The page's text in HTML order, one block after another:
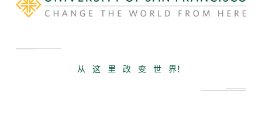
从 这 里 改 变 世 界！